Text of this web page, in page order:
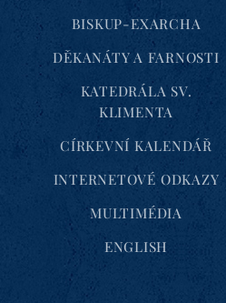
BISKUP-EXARCHA
DĚKANÁTY A FARNOSTI
KATEDRÁLA SV.
KLIMENTA
CÍRKEVNÍ KALENDÁŘ
INTERNETOVÉ ODKAZY
MULTIMÉDIA
ENGLISH